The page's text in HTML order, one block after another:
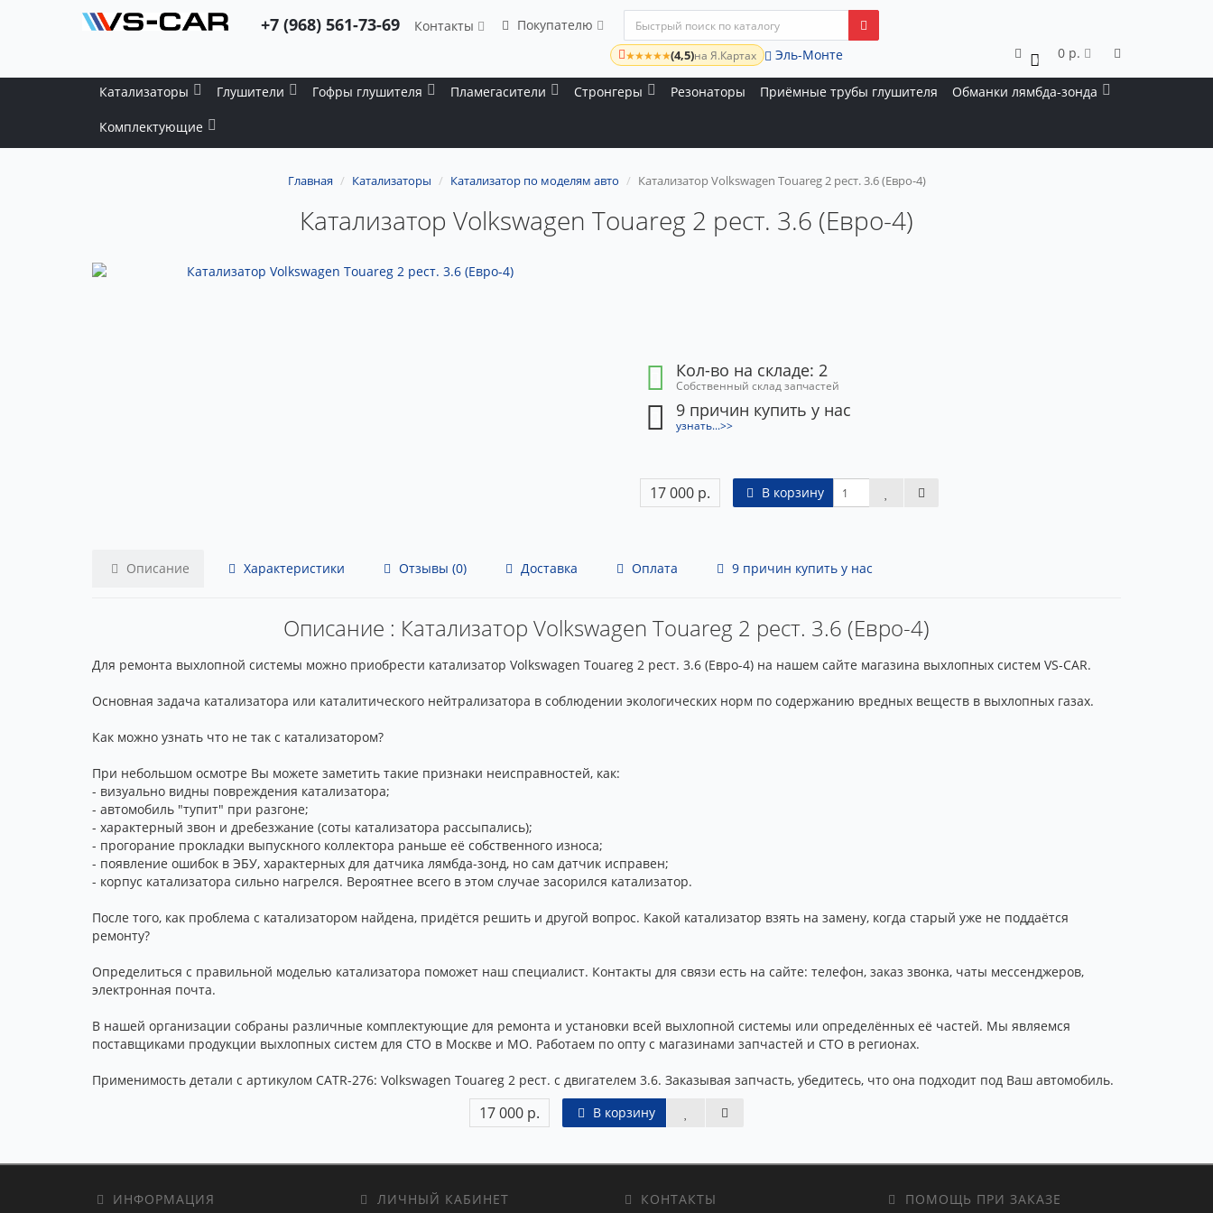
+7 (968) 561-73-69 Контакты Покупателю
★★★★★(4,5)на Я.Картах Эль-Монте 0 0 р.
Катализаторы Глушители Гофры глушителя Пламегасители Стронгеры Резонаторы Приёмные трубы глушителя Обманки лямбда-зонда
Комплектующие
Главная Катализаторы Катализатор по моделям авто Катализатор Volkswagen Touareg 2 рест. 3.6 (Евро-4)
Катализатор Volkswagen Touareg 2 рест. 3.6 (Евро-4)
Кол-во на складе: 2
Собственный склад запчастей
9 причин купить у нас
узнать...>>
17 000 р. В корзину
Описание Характеристики Отзывы (0) Доставка Оплата 9 причин купить у нас
Описание : Катализатор Volkswagen Touareg 2 рест. 3.6 (Евро-4)
Для ремонта выхлопной системы можно приобрести катализатор Volkswagen Touareg 2 рест. 3.6 (Евро-4) на нашем сайте магазина выхлопных систем VS-CAR.
Основная задача катализатора или каталитического нейтрализатора в соблюдении экологических норм по содержанию вредных веществ в выхлопных газах.
Как можно узнать что не так с катализатором?
При небольшом осмотре Вы можете заметить такие признаки неисправностей, как:
- визуально видны повреждения катализатора;
- автомобиль "тупит" при разгоне;
- характерный звон и дребезжание (соты катализатора рассыпались);
- прогорание прокладки выпускного коллектора раньше её собственного износа;
- появление ошибок в ЭБУ, характерных для датчика лямбда-зонд, но сам датчик исправен;
- корпус катализатора сильно нагрелся. Вероятнее всего в этом случае засорился катализатор.
После того, как проблема с катализатором найдена, придётся решить и другой вопрос. Какой катализатор взять на замену, когда старый уже не поддаётся
ремонту?
Определиться с правильной моделью катализатора поможет наш специалист. Контакты для связи есть на сайте: телефон, заказ звонка, чаты мессенджеров,
электронная почта.
В нашей организации собраны различные комплектующие для ремонта и установки всей выхлопной системы или определённых её частей. Мы являемся
поставщиками продукции выхлопных систем для СТО в Москве и МО. Работаем по опту с магазинами запчастей и СТО в регионах.
Применимость детали с артикулом CATR-276: Volkswagen Touareg 2 рест. с двигателем 3.6. Заказывая запчасть, убедитесь, что она подходит под Ваш автомобиль.
17 000 р. В корзину
ИНФОРМАЦИЯ ЛИЧНЫЙ КАБИНЕТ КОНТАКТЫ ПОМОЩЬ ПРИ ЗАКАЗЕ